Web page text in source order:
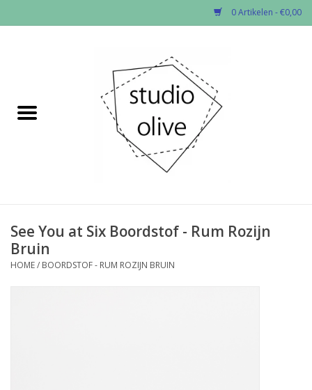
0 Artikelen - €0,00
✂︎Nieuw
Fournituren
Patronen
See You at Six Boordstof - Rum Rozijn
Bruin
HOME/ BOORDSTOF - RUM ROZIJN BRUIN